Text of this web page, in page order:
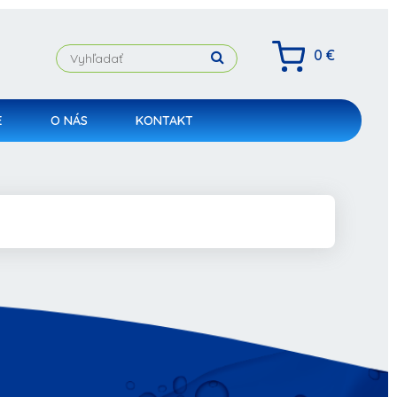
0 €
O NÁS KONTAKT